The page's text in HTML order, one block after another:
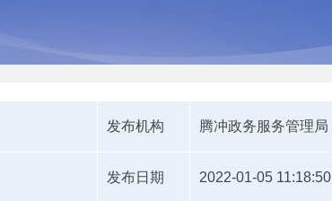
发布机构 腾冲政务服务管理局
发布日期 2022-01-05 11:18:50